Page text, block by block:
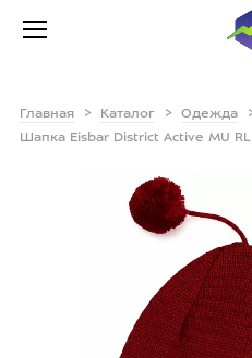
Главная Каталог Одежда
Шапка Eisbar District Active MU RL